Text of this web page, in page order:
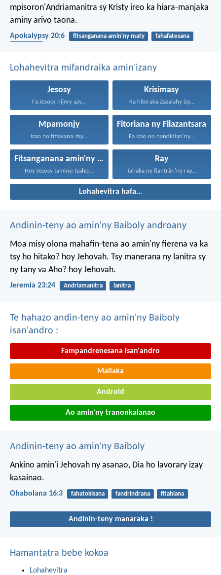
mpisoron'Andriamanitra sy Kristy ireo ka hiara-manjaka
aminy arivo taona.
Apokalypsy 20:6 fitsanganana amin'ny maty
fahafatesana
Lohahevitra mifandraika amin'izany
Jesosy
Fa Jesosy nijery azy...
Krisimasy
Ka hiteraka Zazalahy izy...
Mpamonjy
Izao no fitiavana: tsy...
Fitoriana ny Filazantsara
Fa izao no nandidian'ny...
Fitsanganana amin'ny maty
Hoy Jesosy taminy: Izaho...
Ray
Tahaka ny fiantràn'ny ray...
Lohahevitra hafa...
Andinin-teny ao amin'ny Baiboly androany
Moa misy olona mahafin-tena ao amin'ny fierena va ka
tsy ho hitako? hoy Jehovah. Tsy manerana ny lanitra sy
ny tany va Aho? hoy Jehovah.
Jeremia 23:24 Andriamanitra lanitra
Te hahazo andin-teny ao amin'ny Baiboly
isan'andro :
Fampandrenesana isan'andro
Mailaka
Android
Ao amin'ny tranonkalanao
Andinin-teny ao amin'ny Baiboly
Ankino amin'i Jehovah ny asanao, Dia ho lavorary izay
kasainao.
Ohabolana 16:3 fahatokisana fandrindrana fitahiana
Andinin-teny manaraka !
Hamantatra bebe kokoa
Lohahevitra